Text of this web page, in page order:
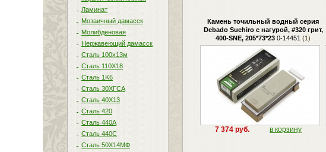
Ламинат
Мозаичный дамасск
Молибденовая
Нержавеющий дамасск
Сталь 100х13м
Сталь 110Х18
Сталь 1K6
Сталь 30ХГСА
Сталь 40Х13
Сталь 420
Сталь 440A
Сталь 440С
Сталь 50Х14МФ
Камень точильный водный серия
Debado Suehiro с нагурой, #320 грит,
400-SNE, 205*73*23 0-14451 (1)
7 374 руб. в корзину